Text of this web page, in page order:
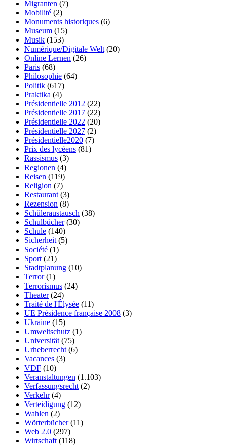
Migranten (7)
Mobilité (2)
Monuments historiques (6)
Museum (15)
Musik (153)
Numérique/Digitale Welt (20)
Online Lernen (26)
Paris (68)
Philosophie (64)
Politik (617)
Praktika (4)
Présidentielle 2012 (22)
Présidentielle 2017 (22)
Présidentielle 2022 (20)
Présidentielle 2027 (2)
Présidentielle2020 (7)
Prix des lycéens (81)
Rassismus (3)
Regionen (4)
Reisen (119)
Religion (7)
Restaurant (3)
Rezension (8)
Schüleraustausch (38)
Schulbücher(30)
Schule (140)
Sicherheit (5)
Société (1)
Sport (21)
Stadtplanung (10)
Terror(1)
Terrorismus (24)
Theater(24)
Traité de l'Élysée (11)
UE Présidence française 2008 (3)
Ukraine (15)
Umweltschutz (1)
Universität (75)
Urheberrecht (6)
Vacances (3)
VDF (10)
Veranstaltungen (1.103)
Verfassungsrecht (2)
Verkehr(4)
Verteidigung (12)
Wahlen (2)
Wörterbücher(11)
Web 2.0 (297)
Wirtschaft (118)